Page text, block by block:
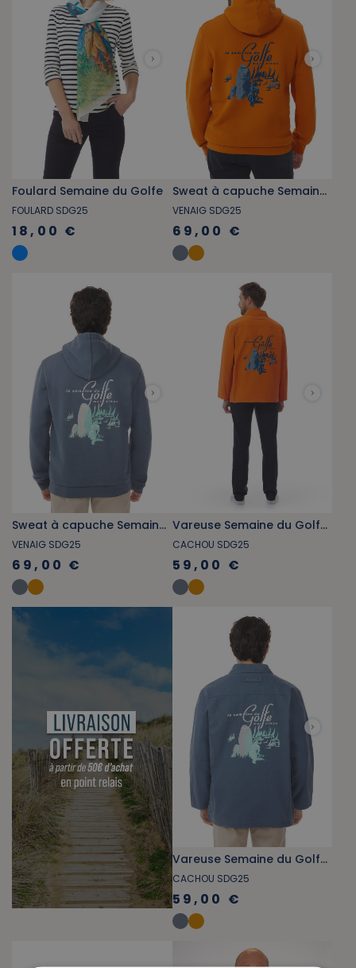
Foulard Semaine du Golfe
FOULARD SDG25
18,00 €
Sweat à capuche Semaine du Golfe orange foncé
VENAIG SDG25
69,00 €
Sweat à capuche Semaine du Golfe gris bleuté
VENAIG SDG25
69,00 €
Vareuse Semaine du Golfe orange foncé
CACHOU SDG25
59,00 €
Vareuse Semaine du Golfe gris bleuté
CACHOU SDG25
59,00 €